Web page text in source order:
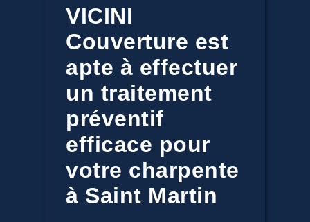
VICINI
Couverture est
apte à effectuer
un traitement
préventif
efficace pour
votre charpente
à Saint Martin